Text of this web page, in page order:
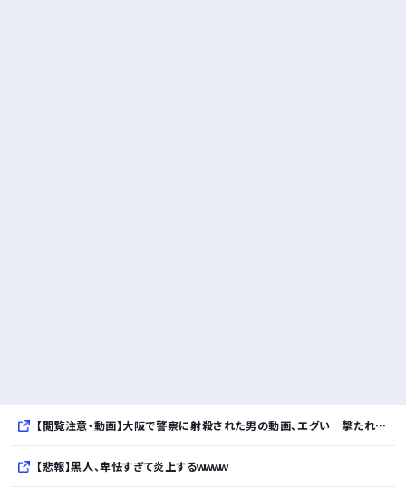
【閲覧注意・動画】大阪で警察に射殺された男の動画、エグい 撃たれてから叫びながら苦しみもがいて死ぬ
【悲報】黒人、卑怯すぎて炎上するｗｗｗｗ